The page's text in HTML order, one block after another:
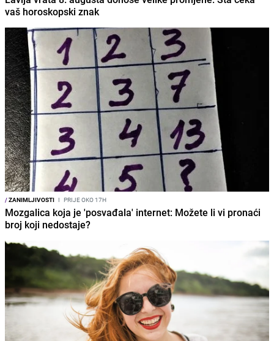
vaš horoskopski znak
/ZANIMLJIVOSTI I PRIJE OKO 17H
Mozgalica koja je 'posvađala' internet: Možete li vi pronaći
broj koji nedostaje?